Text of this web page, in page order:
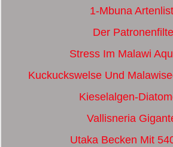
1-Mbuna
Der
Stress Im Malawi
Kuckuckswelse Und
Kieselalgen-
Vallisneria
Utaka Becken Mit